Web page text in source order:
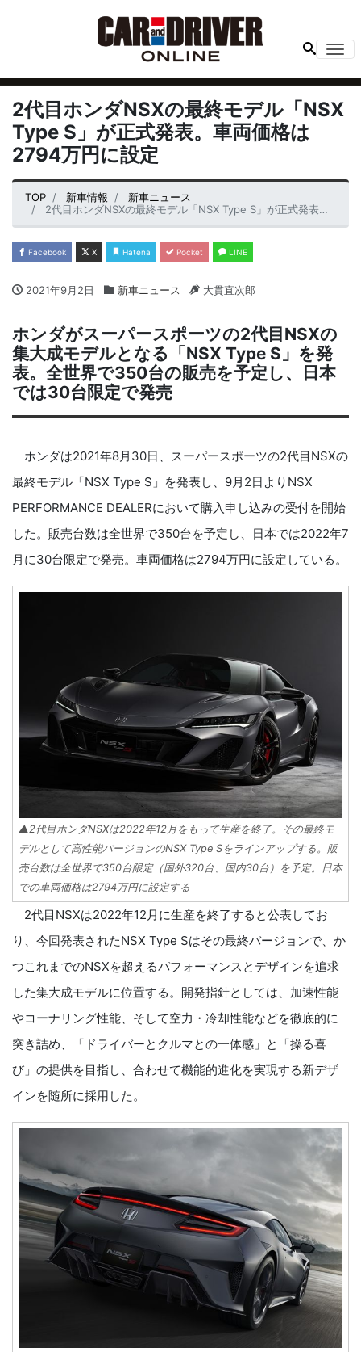
2代目ホンダNSXの最終モデル「NSX
Type S」が正式発表。車両価格は
2794万円に設定
TOP 新車情報
新車ニュース
2代目ホンダNSXの最終モデル「NSX Type S」が正式発表。車両価格は2794万円に設定
Facebook X Hatena Pocket LINE
2021年9月2日 新車ニュース 大貫直次郎
ホンダがスーパースポーツの2代目NSXの
集大成モデルとなる「NSX Type S」を発
表。全世界で350台の販売を予定し、日本
では30台限定で発売
ホンダは2021年8月30日、スーパースポーツの2代目NSXの
最終モデル「NSX Type S」を発表し、9月2日よりNSX
PERFORMANCE DEALERにおいて購入申し込みの受付を開始
した。販売台数は全世界で350台を予定し、日本では2022年7
月に30台限定で発売。車両価格は2794万円に設定している。
▲2代目ホンダNSXは2022年12月をもって生産を終了。その最終モ
デルとして高性能バージョンのNSX Type Sをラインアップする。販
売台数は全世界で350台限定（国外320台、国内30台）を予定。日本
での車両価格は2794万円に設定する
2代目NSXは2022年12月に生産を終了すると公表してお
り、今回発表されたNSX Type Sはその最終バージョンで、か
つこれまでのNSXを超えるパフォーマンスとデザインを追求
した集大成モデルに位置する。開発指針としては、加速性能
やコーナリング性能、そして空力・冷却性能などを徹底的に
突き詰め、「ドライバーとクルマとの一体感」と「操る喜
び」の提供を目指し、合わせて機能的進化を実現する新デザ
インを随所に採用した。